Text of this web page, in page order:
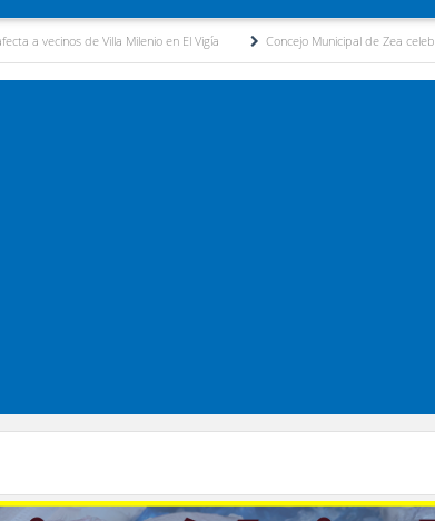
en El Vigía Concejo Municipal de Zea celebra distinción de